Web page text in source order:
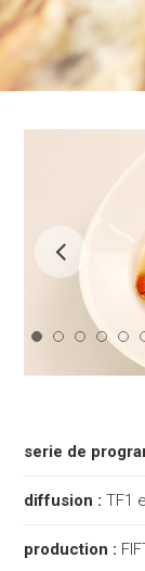
serie de
diffusion :TF1
production :